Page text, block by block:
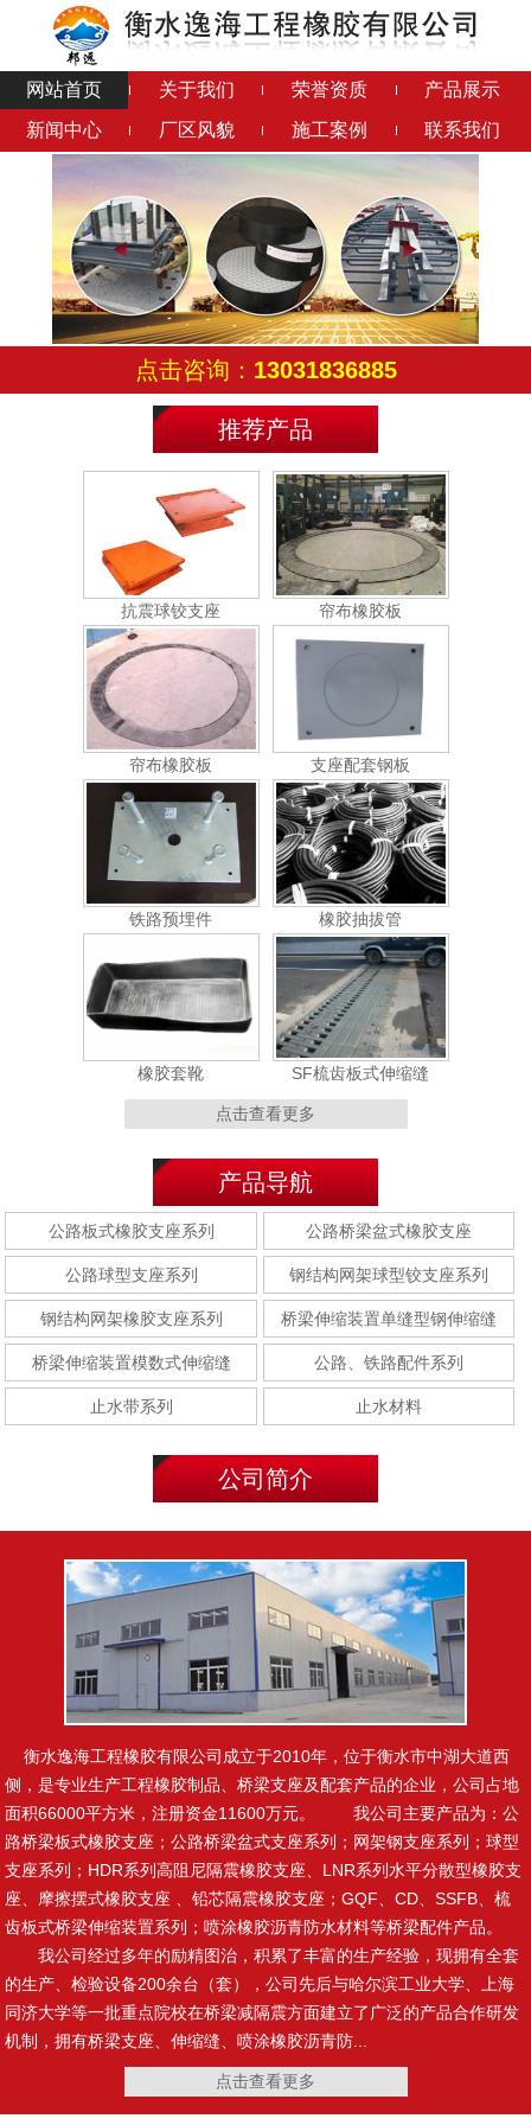
网站首页 关于我们 荣誉资质
产品展示
新闻中心
厂区风貌 施工案例 联系我们
点击咨询： 13031836885
推荐产品
钢结构橡胶垫 铅芯隔震橡胶支座
连廊支座 成品钢支座
滑动铰支座 减震球铰支座
抗震球铰支座 帘布橡胶板
帘布橡胶板 支座配套钢板
铁路预埋件 橡胶抽拔管
橡胶套靴 SF梳齿板式伸缩缝
MZL 320型 MZL120型
E型钢(E-40型/E-60型/E-
80型)
F型钢(F-40型/F-60型/F-
80型)
聚乙烯胶泥 聚硫密封胶
止水钢板 制品型遇水膨胀止水条
腻子型遇水膨胀止水条 橡塑止水带
复合止水带 施工缝用橡胶止水带
点击查看更多
产品导航
公路板式橡胶支座系列 公路桥梁盆式橡胶支座
公路球型支座系列 钢结构网架球型铰支座系列
钢结构网架橡胶支座系列 桥梁伸缩装置单缝型钢伸缩缝
桥梁伸缩装置模数式伸缩缝 公路、铁路配件系列
止水带系列 止水材料
公司简介
衡水逸海工程橡胶有限公司成立于2010年，位于衡水市中湖大道西
侧，是专业生产工程橡胶制品、桥梁支座及配套产品的企业，公司占地
面积66000平方米，注册资金11600万元。 我公司主要产品为：公
路桥梁板式橡胶支座；公路桥梁盆式支座系列；网架钢支座系列；球型
支座系列；HDR系列高阻尼隔震橡胶支座、LNR系列水平分散型橡胶支
座、摩擦摆式橡胶支座 、铅芯隔震橡胶支座；GQF、CD、SSFB、梳
齿板式桥梁伸缩装置系列；喷涂橡胶沥青防水材料等桥梁配件产品。
我公司经过多年的励精图治，积累了丰富的生产经验，现拥有全套
的生产、检验设备200余台（套），公司先后与哈尔滨工业大学、上海
同济大学等一批重点院校在桥梁减隔震方面建立了广泛的产品合作研发
机制，拥有桥梁支座、伸缩缝、喷涂橡胶沥青防...
点击查看更多